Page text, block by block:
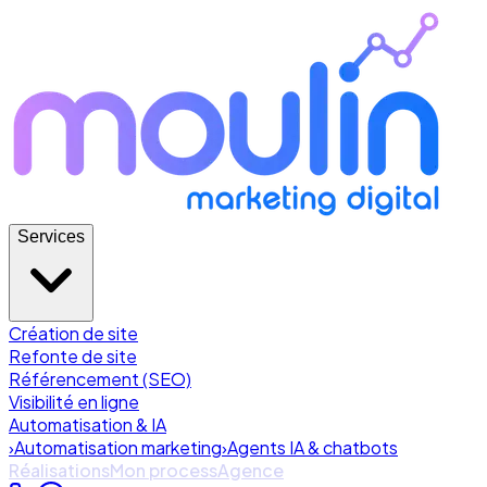
Services
Création de site
Refonte de site
Référencement (SEO)
Visibilité en ligne
Automatisation & IA
›Automatisation marketing›Agents IA & chatbots
RéalisationsMon processAgence